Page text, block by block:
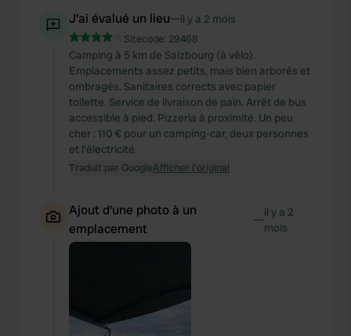
J'ai évalué un lieu—il y a 2 mois
Sitecode: 29468
Camping à 5 km de Salzbourg (à vélo).
Emplacements assez petits, mais bien arborés et
ombragés. Sanitaires corrects avec papier
toilette. Service de livraison de pain. Arrêt de bus
accessible à pied. Pizzeria à proximité. Un peu
cher : 110 € pour un camping-car, deux personnes
et l’électricité.
Traduit par GoogleAfficher l'original
Ajout d'une photo à un
emplacement
—il y a 2
mois